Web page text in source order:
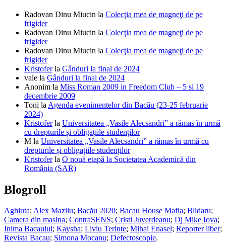
Radovan Dinu Miucin la Colecţia mea de magneţi de pe
frigider
Radovan Dinu Miucin la Colecţia mea de magneţi de pe
frigider
Radovan Dinu Miucin la Colecţia mea de magneţi de pe
frigider
Kristoferla Gânduri la final de 2024
vale la Gânduri la final de 2024
Anonim la Miss Roman 2009 in Freedom Club – 5 si 19
decembrie 2009
Toni la Agenda evenimentelor din Bacău (23-25 februarie
2024)
Kristoferla Universitatea „Vasile Alecsandri” a rămas în urmă
cu drepturile și obligațiile studenților
M la Universitatea „Vasile Alecsandri” a rămas în urmă cu
drepturile și obligațiile studenților
Kristoferla O nouă etapă la Societatea Academică din
România (SAR)
Blogroll
Aghiuta;Alex Mazilu; Bacău 2020; Bacau House Mafia; Blidaru;
Camera din masina; ContraSENS; Cristi Juverdeanu; Dj Mike Iova;
Inima Bacaului; Kaysha; Liviu Terinte; Mihai Enasel; Reporter liber;
Revista Bacau; Simona Mocanu; Defectoscopie.